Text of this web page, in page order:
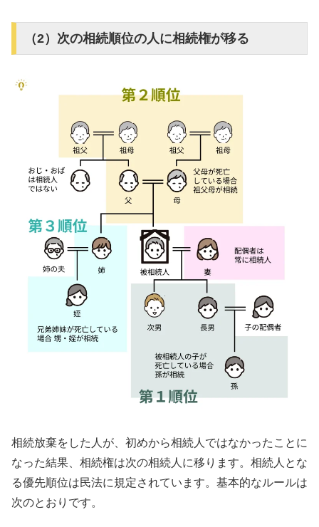
（2）次の相続順位の人に相続権が移る
相続放棄をした人が、初めから相続人ではなかったことに
なった結果、相続権は次の相続人に移ります。相続人とな
る優先順位は民法に規定されています。基本的なルールは
次のとおりです。